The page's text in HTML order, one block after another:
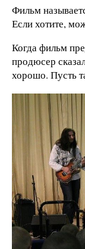
Фильм
Если хотите,
Когда фильм
продюсер
хорошо. Пусть